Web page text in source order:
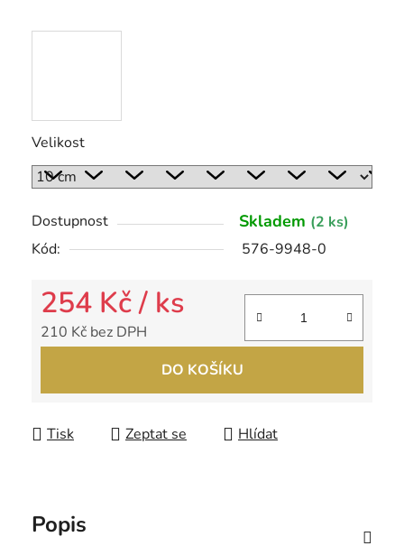
Velikost
Dostupnost Skladem (2 ks)
Kód:
576-9948-0
254 Kč/ ks
210 Kč bez DPH
DO KOŠÍKU
Tisk Zeptat se Hlídat
Popis